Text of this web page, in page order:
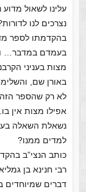
עלינו לשאול
נצרכים לנו
בהקדמתו לספר
בעמדם במדבר…
מצות בעניני
באורן שם,
לא רק שהספר הזה
אפילו מצות אין
נשאלת השאלה
למדים ממנו?
כותב הנצי”ב
רבי חנינא בן
דברים